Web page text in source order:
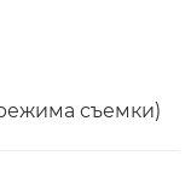
съемки)